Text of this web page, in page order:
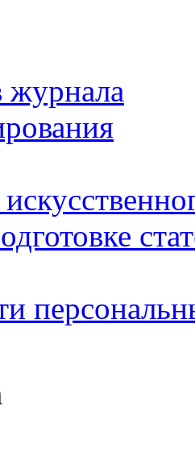
журнала